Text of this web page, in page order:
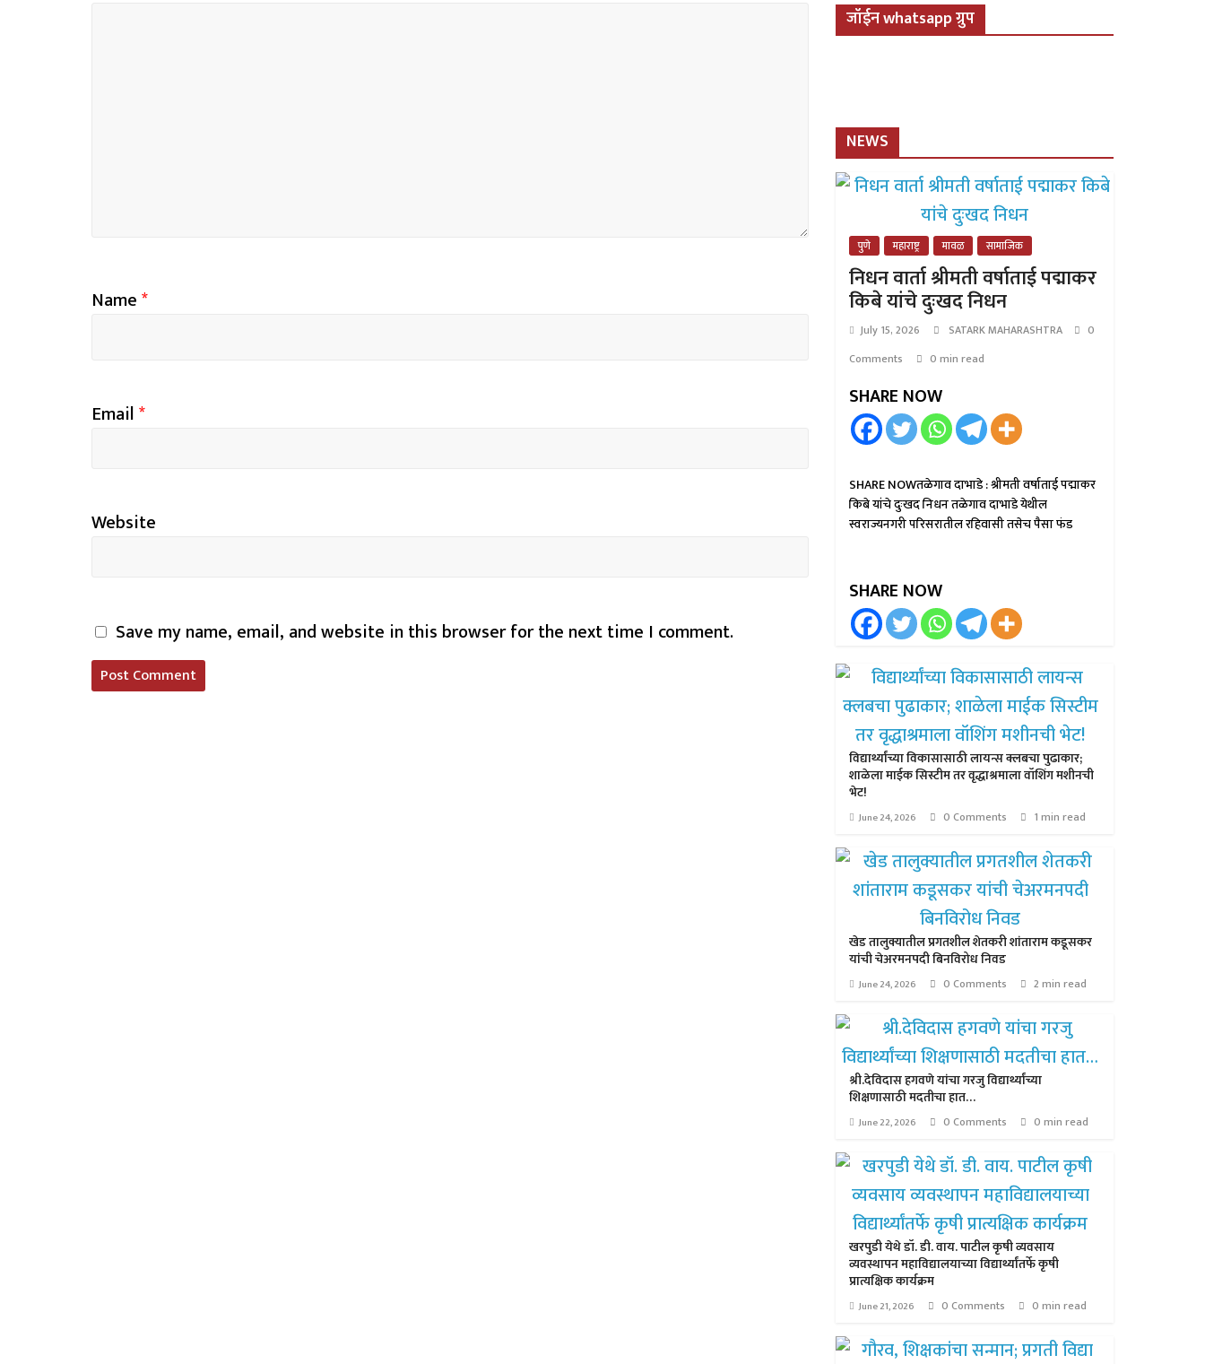
Name*
Email*
Website
Save my name, email, and website in this browser for the next time I comment.
जॉईन whatsapp ग्रुप
NEWS
पुणे महाराष्ट्र मावळ सामाजिक
निधन वार्ता श्रीमती वर्षाताई पद्माकर
किबे यांचे दुःखद निधन
July 15, 2026 SATARK MAHARASHTRA
0
Comments
0 min read
SHARE NOW
SHARE NOWतळेगाव दाभाडे : श्रीमती वर्षाताई पद्माकर
किबे यांचे दुःखद निधन तळेगाव दाभाडे येथील
स्वराज्यनगरी परिसरातील रहिवासी तसेच पैसा फंड
SHARE NOW
विद्यार्थ्यांच्या विकासासाठी लायन्स क्लबचा पुढाकार;
शाळेला माईक सिस्टीम तर वृद्धाश्रमाला वॉशिंग मशीनची
भेट!
June 24, 2026 0 Comments 1 min read
खेड तालुक्यातील प्रगतशील शेतकरी शांताराम कडूसकर
यांची चेअरमनपदी बिनविरोध निवड
June 24, 2026 0 Comments 2 min read
श्री.देविदास हगवणे यांचा गरजु विद्यार्थ्यांच्या
शिक्षणासाठी मदतीचा हात…
June 22, 2026 0 Comments 0 min read
खरपुडी येथे डॉ. डी. वाय. पाटील कृषी व्यवसाय
व्यवस्थापन महाविद्यालयाच्या विद्यार्थ्यांतर्फे कृषी
प्रात्यक्षिक कार्यक्रम
June 21, 2026 0 Comments 0 min read